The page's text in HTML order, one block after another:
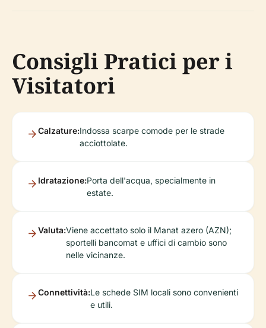
Consigli Pratici per i
Visitatori
Calzature:Indossa scarpe comode per le strade
acciottolate.
Idratazione:Porta dell'acqua, specialmente in
estate.
Valuta:Viene accettato solo il Manat azero (AZN);
sportelli bancomat e uffici di cambio sono
nelle vicinanze.
Connettività:Le schede SIM locali sono convenienti
e utili.